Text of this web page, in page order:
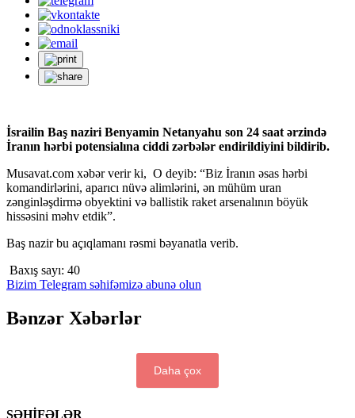
İsrailin Baş naziri Benyamin Netanyahu son 24 saat ərzində
İranın hərbi potensialına ciddi zərbələr endirildiyini bildirib.
Musavat.com xəbər verir ki, O deyib: “Biz İranın əsas hərbi
komandirlərini, aparıcı nüvə alimlərini, ən mühüm uran
zənginləşdirmə obyektini və ballistik raket arsenalının böyük
hissəsini məhv etdik”.
Baş nazir bu açıqlamanı rəsmi bəyanatla verib.
Baxış sayı: 40
Bizim Telegram səhifəmizə abunə olun
Bənzər Xəbərlər
Daha çox
SƏHİFƏLƏR